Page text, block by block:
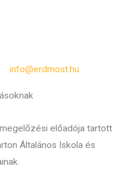
info@erdmost.hu
előadója tartott
Általános Iskola és